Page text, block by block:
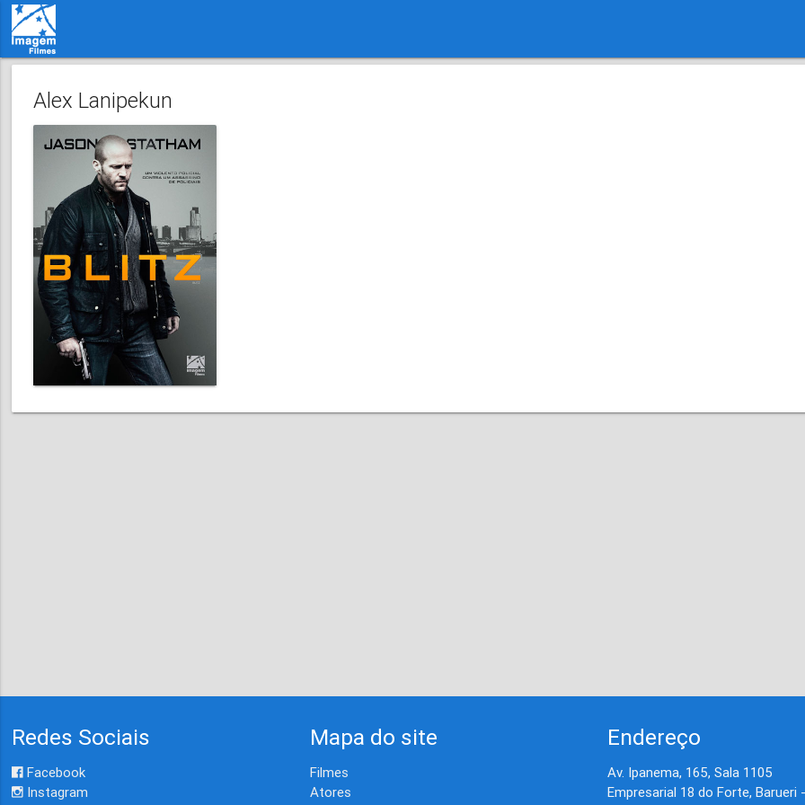
Alex Lanipekun
Redes Sociais
Facebook
Instagram
Mapa do site
Filmes
Atores
Endereço
Av. Ipanema, 165, Sala 1105
Empresarial 18 do Forte, Barueri